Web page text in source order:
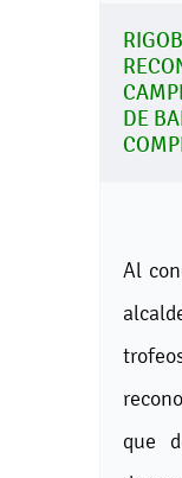
DE
Al
que